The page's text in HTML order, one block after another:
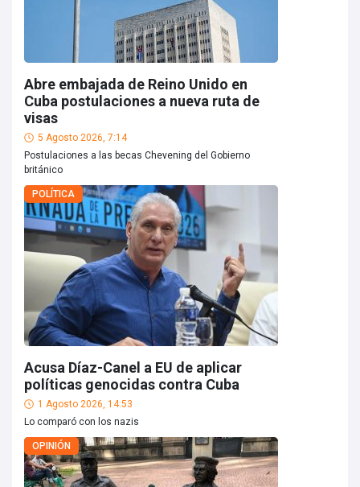
Abre embajada de Reino Unido en
Cuba postulaciones a nueva ruta de
visas
5 Agosto 2026, 7:14
Postulaciones a las becas Chevening del Gobierno
británico
POLÍTICA
Acusa Díaz-Canel a EU de aplicar
políticas genocidas contra Cuba
1 Agosto 2026, 14:53
Lo comparó con los nazis
OPINIÓN